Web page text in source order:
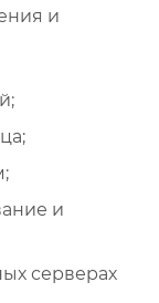
и
и
серверах